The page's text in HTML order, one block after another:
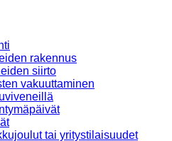
rakennus
siirto
vakuuttaminen
tai yritystilaisuudet